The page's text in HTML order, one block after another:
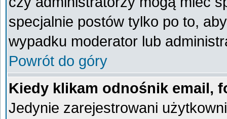
specjalnie postów tylko po to,
wypadku moderator lub
Powrót do góry
Kiedy klikam odnośnik email,
Jedynie zarejestrowani